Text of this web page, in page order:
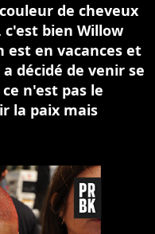
de cheveux
c'est bien Willow
est en vacances et
décidé de venir se
n'est pas le
la paix mais